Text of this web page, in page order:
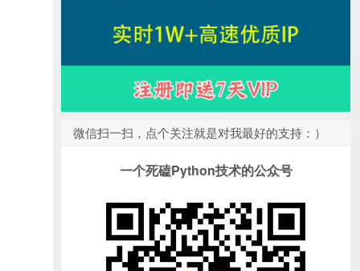
微信扫一扫，点个关注就是对我最好的支持：）
一个死磕Python技术的公众号